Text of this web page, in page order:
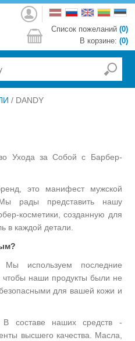
Войти
Список пожеланий (0)
В корзине: (0)
/ DANDY
Ухода за Собой с Барбер-
это манифест мужской
рады представить нашу
косметики, созданную для
в каждой детали.
используем последние
чтобы наши продукты были не
для вашей кожи и
В составе наших средств -
высшего качества. Масла,